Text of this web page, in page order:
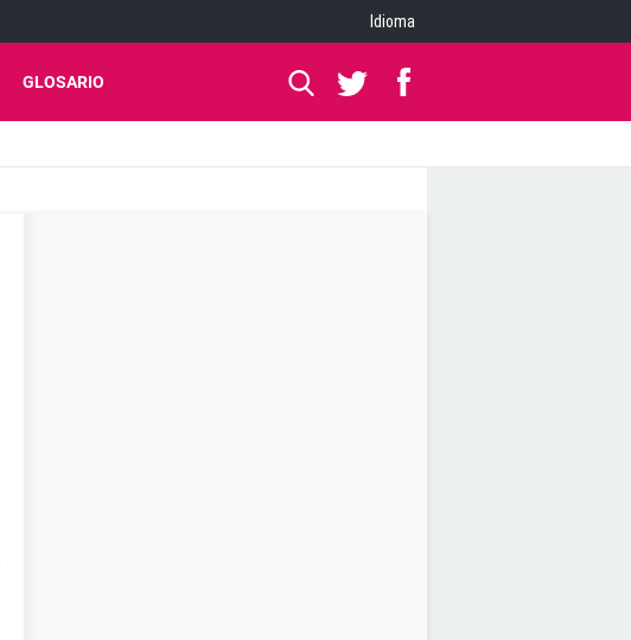
Idioma
GLOSARIO